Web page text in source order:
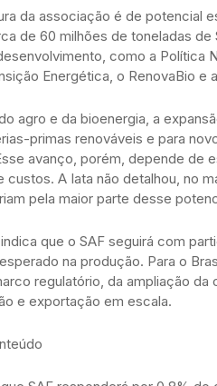
da associação é de potencial
de 60 milhões de toneladas
como a Política
Energética, o RenovaBio e
agro e da bioenergia, a
primas renováveis e para
avanço, porém, depende de
A Iata não detalhou, no
pela maior parte desse
que o SAF seguirá com
na produção. Para o
regulatório, da ampliação
e exportação em escala.